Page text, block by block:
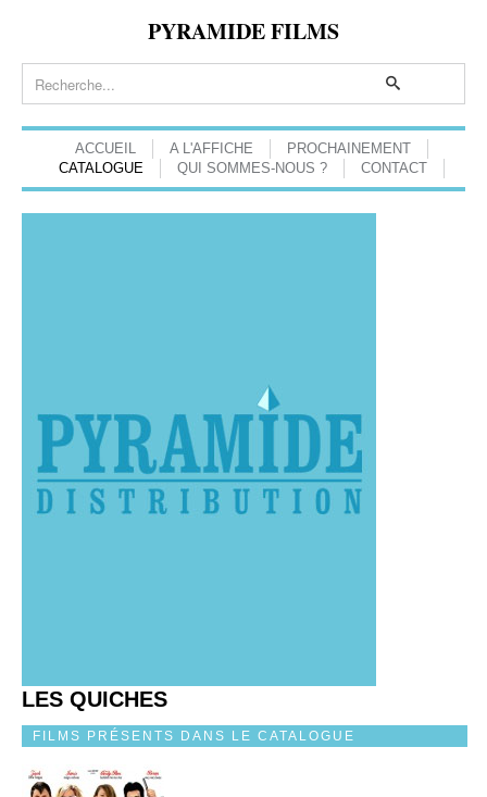
PYRAMIDE FILMS
ACCUEIL A L'AFFICHE
PROCHAINEMENT
CATALOGUE
QUI SOMMES-NOUS ? CONTACT
LES QUICHES
FILMS PRÉSENTS DANS LE CATALOGUE